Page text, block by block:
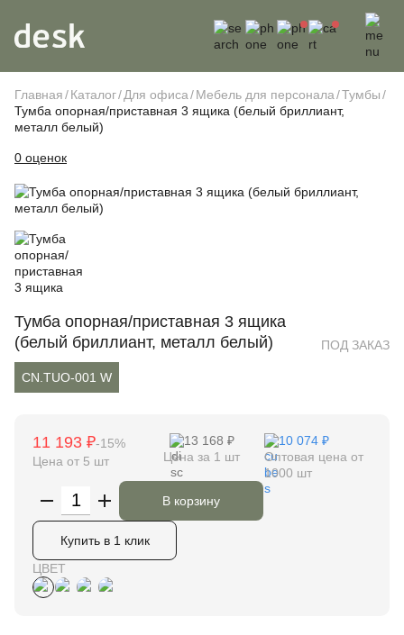
Главная Каталог Для офиса Мебель для персонала Тумбы
Тумба опорная/приставная 3 ящика (белый бриллиант,
металл белый)
0 оценок
Тумба опорная/приставная 3 ящика
(белый бриллиант, металл белый)
ПОД ЗАКАЗ
CN.TUO-001 W
11 193 ₽-15%
Цена от 5 шт
13 168 ₽
Цена за 1 шт
10 074 ₽
Оптовая цена от
1000 шт
В корзину
Купить в 1 клик
ЦВЕТ